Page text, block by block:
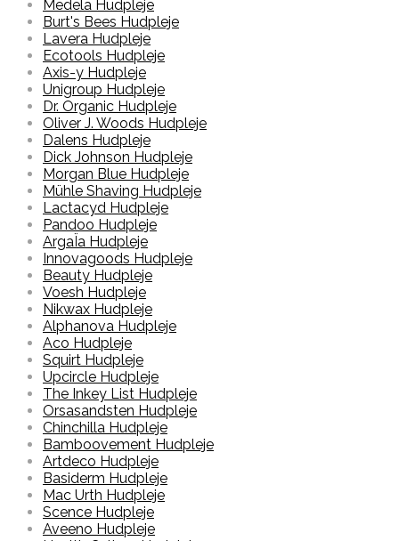
Medela Hudpleje
Burt's Bees Hudpleje
Lavera Hudpleje
Ecotools Hudpleje
Axis-y Hudpleje
Unigroup Hudpleje
Dr. Organic Hudpleje
Oliver J. Woods Hudpleje
Dalens Hudpleje
Dick Johnson Hudpleje
Morgan Blue Hudpleje
Mühle Shaving Hudpleje
Lactacyd Hudpleje
Pandoo Hudpleje
ArgaÏa Hudpleje
Innovagoods Hudpleje
Beauty Hudpleje
Voesh Hudpleje
Nikwax Hudpleje
Alphanova Hudpleje
Aco Hudpleje
Squirt Hudpleje
Upcircle Hudpleje
The Inkey List Hudpleje
Orsasandsten Hudpleje
Chinchilla Hudpleje
Bamboovement Hudpleje
Artdeco Hudpleje
Basiderm Hudpleje
Mac Urth Hudpleje
Scence Hudpleje
Aveeno Hudpleje